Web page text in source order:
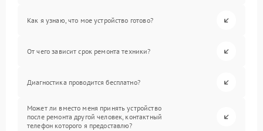
Как я узнаю, что мое устройство готово?
От чего зависит срок ремонта техники?
Диагностика проводится бесплатно?
Может ли вместо меня принять устройство
после ремонта другой человек, контактный
телефон которого я предоставлю?